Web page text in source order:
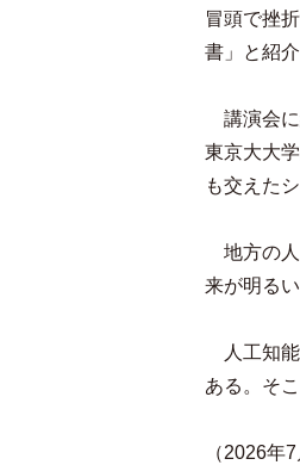
冒頭で挫
書」と紹介
講演会に
東京大大
も交えた
地方の人
来が明る
人工知能
ある。そ
（2026年